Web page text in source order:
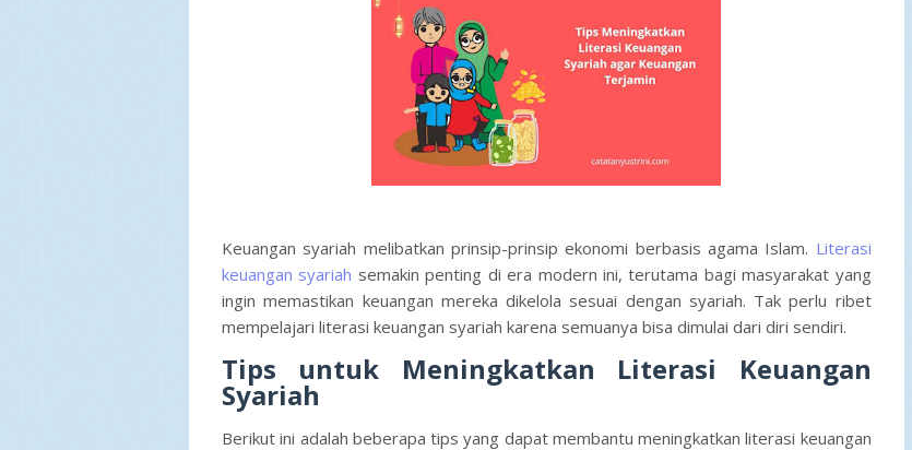
Keuangan syariah melibatkan prinsip-prinsip ekonomi berbasis agama Islam. Literasi
keuangan syariah semakin penting di era modern ini, terutama bagi masyarakat yang
ingin memastikan keuangan mereka dikelola sesuai dengan syariah. Tak perlu ribet
mempelajari literasi keuangan syariah karena semuanya bisa dimulai dari diri sendiri.
Tips untuk Meningkatkan Literasi Keuangan
Syariah
Berikut ini adalah beberapa tips yang dapat membantu meningkatkan literasi keuangan